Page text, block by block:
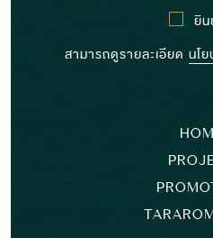
ยิ
สามารถดูรายละเอียด นโ